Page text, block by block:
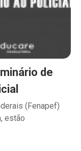
de
(Fenapef)
estão